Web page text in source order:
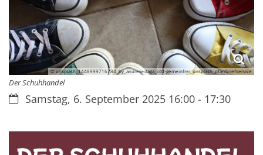
© unsplash_1448999716784_by_andrew-itaga_cc0-gemeinfrei_unsplash_pfarrbriefservice
Der Schuhhandel
Datum:Samstag, 6. September 2025 16:00 - 17:30